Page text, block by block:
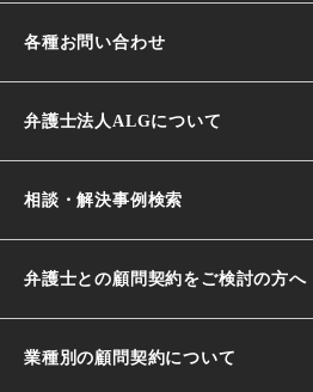
各種お問い合わせ
弁護士法人ALGについて
相談・解決事例検索
弁護士との顧問契約をご検討の方へ
業種別の顧問契約について